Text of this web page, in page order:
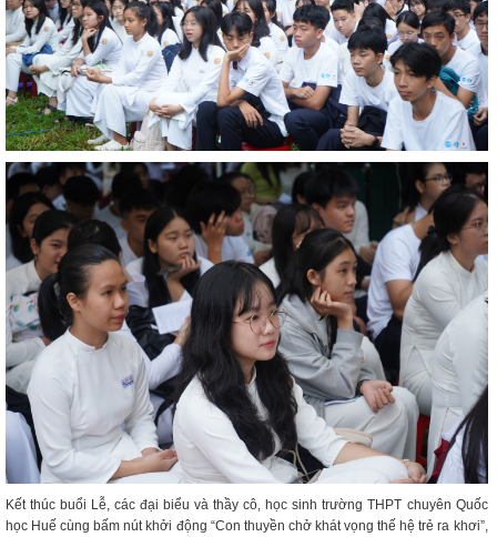
Kết thúc buổi Lễ, các đại biểu và thầy cô, học sinh trường THPT chuyên Quốc
học Huế cùng bấm nút khởi động “Con thuyền chở khát vọng thế hệ trẻ ra khơi”,